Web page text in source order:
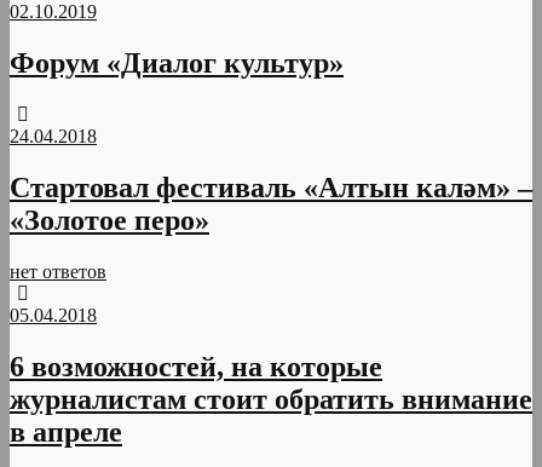
02.10.2019
Форум «Диалог культур»
24.04.2018
Стартовал фестиваль «Алтын каләм» –
«Золотое перо»
нет ответов
05.04.2018
6 возможностей, на которые
журналистам стоит обратить внимание
в апреле